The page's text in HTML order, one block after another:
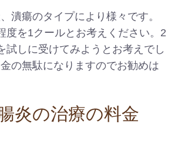
潰瘍のタイプにより様々です。
度を1クールとお考えください。2
試しに受けてみようとお考えでし
の無駄になりますのでお勧めは
炎の治療の料金